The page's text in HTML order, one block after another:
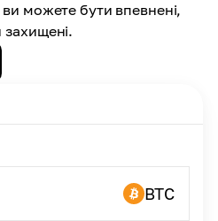
можете бути впевнені,
BTC